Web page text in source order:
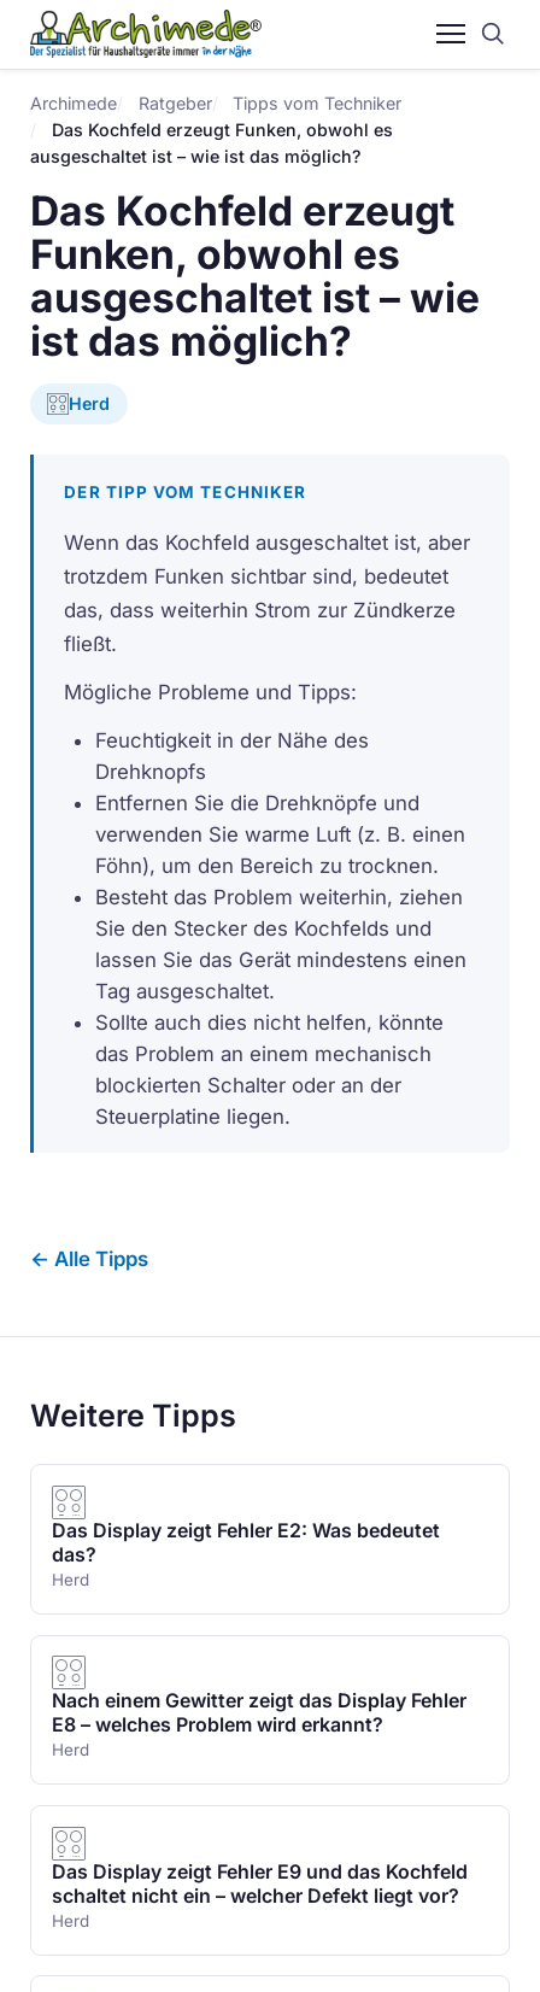
Archimede Ratgeber
Tipps vom Techniker
Das Kochfeld erzeugt Funken, obwohl es
ausgeschaltet ist – wie ist das möglich?
Das Kochfeld erzeugt
Funken, obwohl es
ausgeschaltet ist – wie
ist das möglich?
Herd
DER TIPP VOM TECHNIKER
Wenn das Kochfeld ausgeschaltet ist, aber
trotzdem Funken sichtbar sind, bedeutet
das, dass weiterhin Strom zur Zündkerze
fließt.
Mögliche Probleme und Tipps:
Feuchtigkeit in der Nähe des
Drehknopfs
Entfernen Sie die Drehknöpfe und
verwenden Sie warme Luft (z. B. einen
Föhn), um den Bereich zu trocknen.
Besteht das Problem weiterhin, ziehen
Sie den Stecker des Kochfelds und
lassen Sie das Gerät mindestens einen
Tag ausgeschaltet.
Sollte auch dies nicht helfen, könnte
das Problem an einem mechanisch
blockierten Schalter oder an der
Steuerplatine liegen.
← Alle Tipps
Weitere Tipps
Das Display zeigt Fehler E2: Was bedeutet
das?
Herd
Nach einem Gewitter zeigt das Display Fehler
E8 – welches Problem wird erkannt?
Herd
Das Display zeigt Fehler E9 und das Kochfeld
schaltet nicht ein – welcher Defekt liegt vor?
Herd